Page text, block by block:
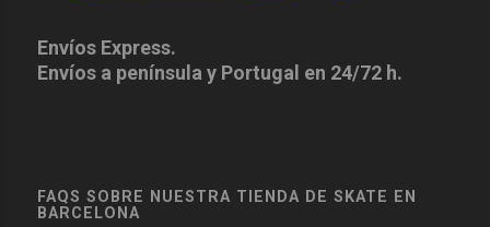
Envíos Express.
Envíos a península y Portugal en 24/72 h.
FAQS SOBRE NUESTRA TIENDA DE SKATE EN
BARCELONA